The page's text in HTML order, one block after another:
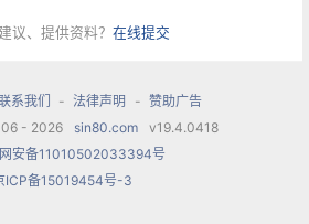
答，
，
议、提供资料？ 在线提交
系我们 - 法律声明 - 赞助广告
- 2026
sin80.com
v19.4.0418
安备11010502033394号
ICP备15019454号-3